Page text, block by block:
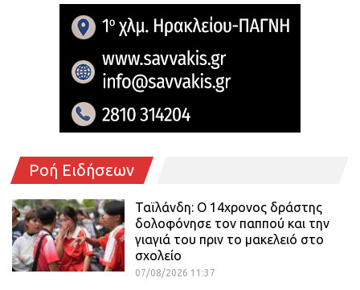
Ροή Ειδήσεων
Ταϊλάνδη: Ο 14χρονος δράστης
δολοφόνησε τον παππού και την
γιαγιά του πριν το μακελειό στο
σχολείο
07/08/2026 11:37